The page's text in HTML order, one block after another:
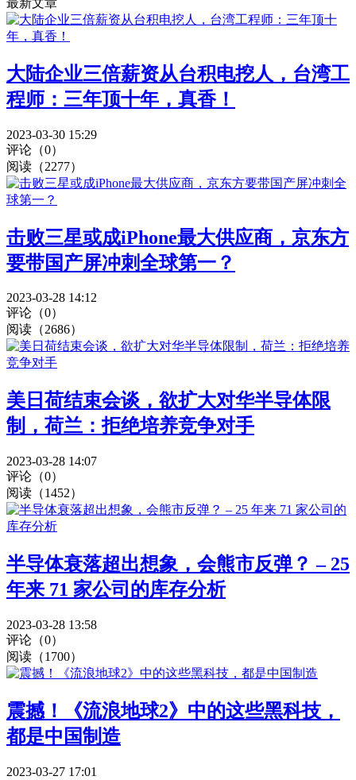
大陆企业三倍薪资从台积电挖人，台湾工
程师：三年顶十年，真香！
2023-03-30 15:29
评论（0）
阅读（2277）
击败三星或成iPhone最大供应商，京东方
要带国产屏冲刺全球第一？
2023-03-28 14:12
评论（0）
阅读（2686）
美日荷结束会谈，欲扩大对华半导体限
制，荷兰：拒绝培养竞争对手
2023-03-28 14:07
评论（0）
阅读（1452）
半导体衰落超出想象，会熊市反弹？ – 25
年来 71 家公司的库存分析
2023-03-28 13:58
评论（0）
阅读（1700）
震撼！《流浪地球2》中的这些黑科技，
都是中国制造
2023-03-27 17:01